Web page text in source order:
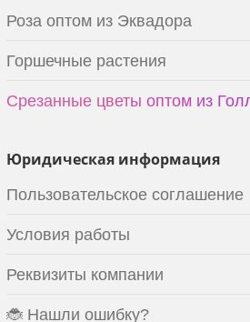
Роза оптом из Эквадора
Горшечные растения
Срезанные цветы оптом из
Юридическая информация
Пользовательское соглашение
Условия работы
Реквизиты компании
🐞 Нашли ошибку?